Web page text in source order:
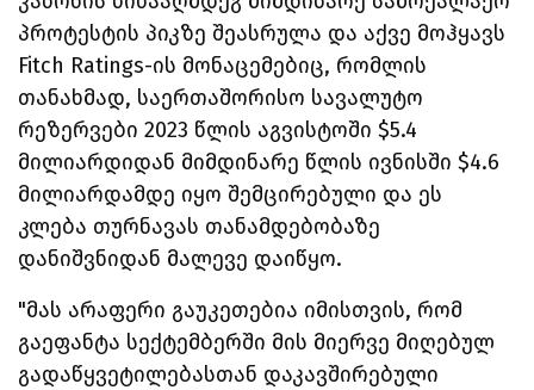
პროტესტის პიკზე შეასრულა და აქვე მოჰყავს
Fitch Ratings-ის მონაცემებიც, რომლის
თანახმად, საერთაშორისო სავალუტო
რეზერვები 2023 წლის აგვისტოში $5.4
მილიარდიდან მიმდინარე წლის ივნისში $4.6
მილიარდამდე იყო შემცირებული და ეს
კლება თურნავას თანამდებობაზე
დანიშვნიდან მალევე დაიწყო.
"მას არაფერი გაუკეთებია იმისთვის, რომ
გაეფანტა სექტემბერში მის მიერვე მიღებულ
გადაწყვეტილებასთან დაკავშირებული